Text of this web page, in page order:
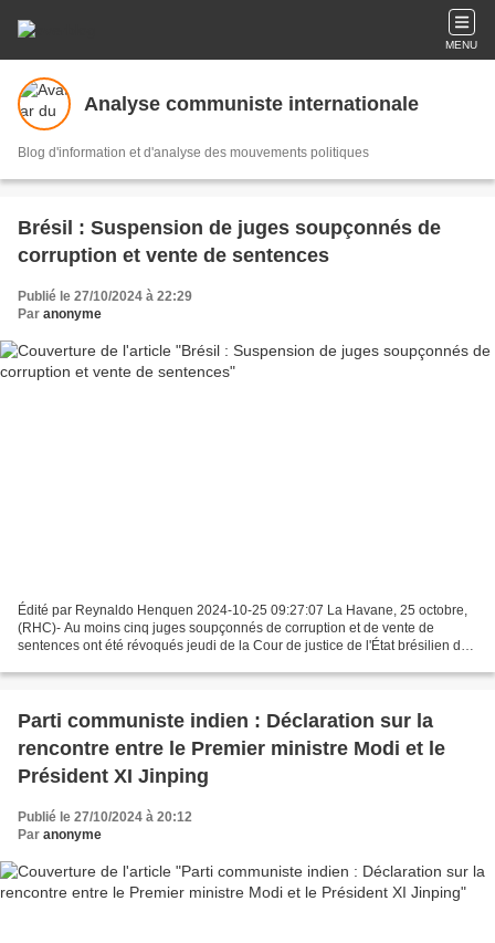
MENU
Analyse communiste internationale
Blog d'information et d'analyse des mouvements politiques
Brésil : Suspension de juges soupçonnés de
corruption et vente de sentences
Publié le 27/10/2024 à 22:29
Par anonyme
Édité par Reynaldo Henquen 2024-10-25 09:27:07 La Havane, 25 octobre,
(RHC)- Au moins cinq juges soupçonnés de corruption et de vente de
sentences ont été révoqués jeudi de la Cour de justice de l'État brésilien du
Parti communiste indien : Déclaration sur la
rencontre entre le Premier ministre Modi et le
Président XI Jinping
Publié le 27/10/2024 à 20:12
Par anonyme